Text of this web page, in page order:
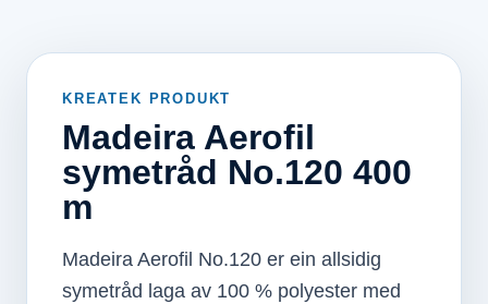
KREATEK PRODUKT
Madeira Aerofil
symetråd No.120 400
m
Madeira Aerofil No.120 er ein allsidig
symetråd laga av 100 % polyester med